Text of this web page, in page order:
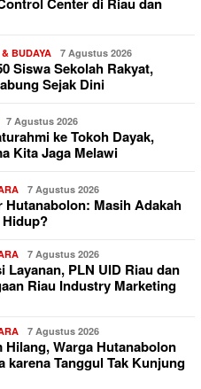
BUDAYA 7 Agustus 2026
Siswa Sekolah Rakyat,
Sejak Dini
7 Agustus 2026
ke Tokoh Dayak,
Kita Jaga Melawi
7 Agustus 2026
Hutanabolon: Masih Adakah
7 Agustus 2026
Layanan, PLN UID Riau dan
Riau Industry Marketing
7 Agustus 2026
Warga Hutanabolon
karena Tanggul Tak Kunjung